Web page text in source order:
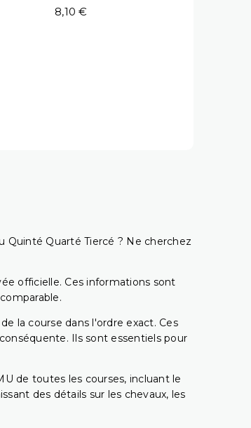
8,10 €
Quinté Quarté Tiercé ? Ne cherchez
officielle. Ces informations sont
la course dans l'ordre exact. Ces
Ils sont essentiels pour
de toutes les courses, incluant le
des détails sur les chevaux, les